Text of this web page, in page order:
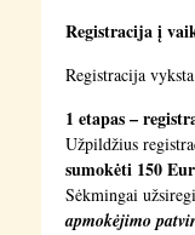
Registracija į
Registracija vyksta
1 etapas –
Užpildžius
sumokėti 150
Sėkmingai
apmokėjimo